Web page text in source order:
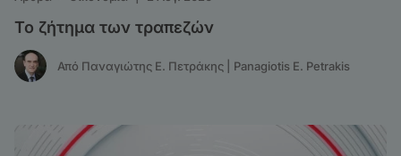
Το ζήτημα των τραπεζών
Από Παναγιώτης Ε. Πετράκης | Panagiotis E. Petrakis